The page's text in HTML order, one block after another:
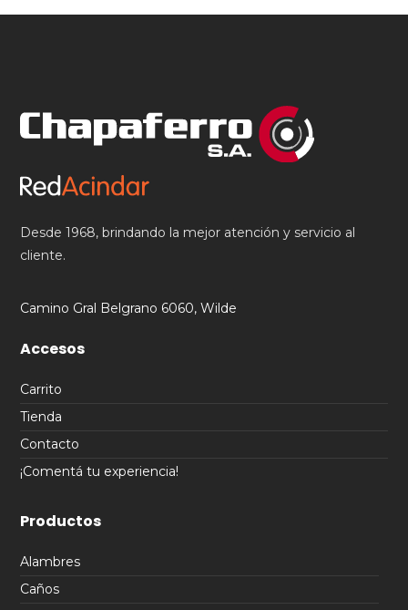
Desde 1968, brindando la mejor atención y servicio al
cliente.
Camino Gral Belgrano 6060, Wilde
Accesos
Carrito
Tienda
Contacto
¡Comentá tu experiencia!
Productos
Alambres
Caños